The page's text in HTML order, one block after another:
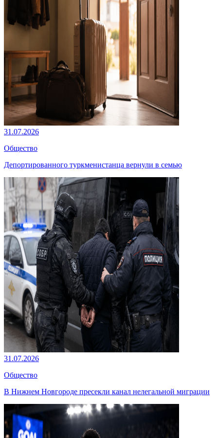
31.07.2026
Общество
Депортированного туркменистанца вернули в семью
31.07.2026
Общество
В Нижнем Новгороде пресекли канал нелегальной миграции